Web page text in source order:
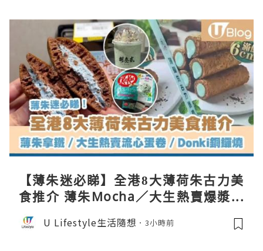
【薄朱迷必睇】全港8大薄荷朱古力美
食推介 薄朱Mocha／大生熱賣爆漿蛋
卷／Donki銅鑼燒
U Lifestyle生活隨想 3小時前